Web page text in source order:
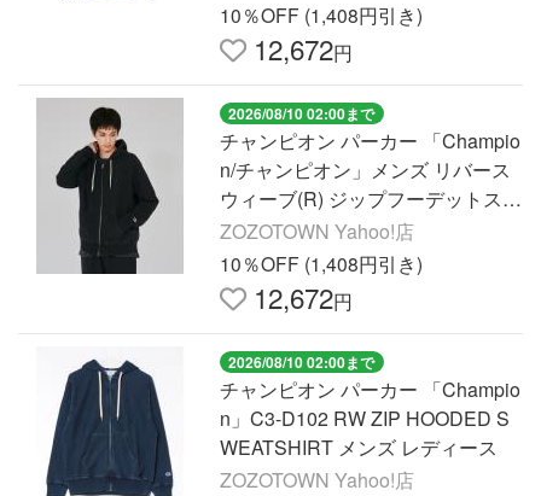
10％OFF (1,408円引き)
12,672円
2026/08/10 02:00まで
チャンピオン パーカー 「Champio
n/チャンピオン」メンズ リバース
ウィーブ(R) ジップフーデットスウ
ェットシャツ メンズ
ZOZOTOWN Yahoo!店
10％OFF (1,408円引き)
12,672円
2026/08/10 02:00まで
チャンピオン パーカー 「Champio
n」C3-D102 RW ZIP HOODED S
WEATSHIRT メンズ レディース
ZOZOTOWN Yahoo!店